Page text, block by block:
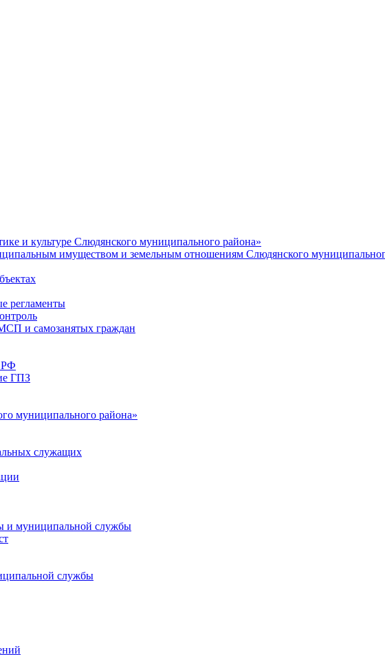
и культуре Слюдянского муниципального района»
имуществом и земельным отношениям Слюдянского
регламенты
и самозанятых граждан
РФ
ГПЗ
муниципального района»
служащих
и муниципальной службы
службы